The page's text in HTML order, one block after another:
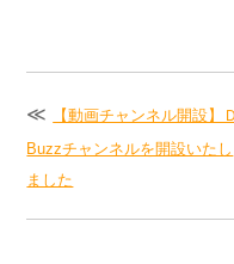
【動画チャンネル開設】
Buzzチャンネルを開設いたし
ました